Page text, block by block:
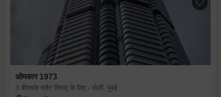
ओमकार 1973
3 बीएचके फ्लैट किराए के लिए - वोर्ली, मुंबई